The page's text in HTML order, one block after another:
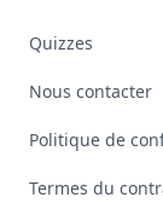
Quizzes
Nous contacter
Politique de
Termes du